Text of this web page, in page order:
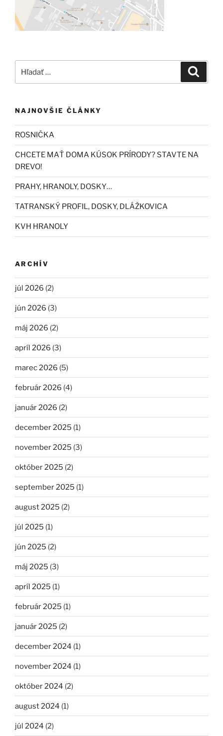
NAJNOVŠIE ČLÁNKY
ROSNIČKA
CHCETE MAŤ DOMA KÚSOK PRÍRODY? STAVTE NA
DREVO!
PRAHY, HRANOLY, DOSKY…
TATRANSKÝ PROFIL, DOSKY, DLÁŽKOVICA
KVH HRANOLY
ARCHÍV
júl 2026 (2)
jún 2026 (3)
máj 2026 (2)
apríl 2026 (3)
marec 2026 (5)
február 2026 (4)
január 2026 (2)
december 2025 (1)
november 2025 (3)
október 2025 (2)
september 2025 (1)
august 2025 (2)
júl 2025 (1)
jún 2025 (2)
máj 2025 (3)
apríl 2025 (1)
február 2025 (1)
január 2025 (2)
december 2024 (1)
november 2024 (1)
október 2024 (2)
august 2024 (1)
júl 2024 (2)